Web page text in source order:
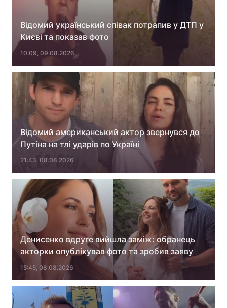
Відомий український співак потрапив у ДТП у
Києві та показав фото
10:09, 09.08.2026
Відомий американський актор звернувся до
Путіна на тлі ударів по Україні
21:43, 08.08.2026
Денисенко вдруге вийшла заміж: обранець
акторки опублікував фото та зробив заяву
15:45, 08.08.2026